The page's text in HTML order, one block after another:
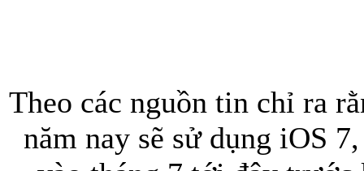
Theo các nguồn tin chỉ ra
năm nay sẽ sử dụng iOS